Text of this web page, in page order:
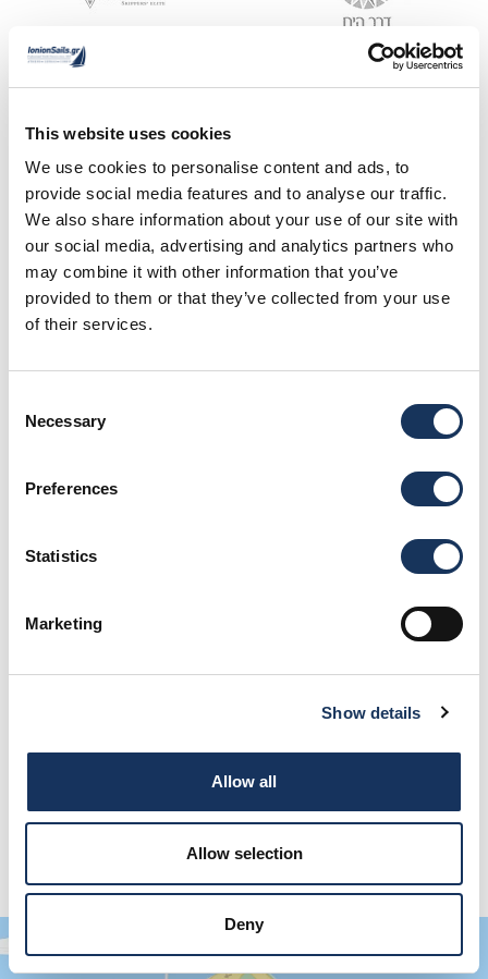
This website uses cookies
We use cookies to personalise content and ads, to
provide social media features and to analyse our traffic.
We also share information about your use of our site with
our social media, advertising and analytics partners who
may combine it with other information that you’ve
provided to them or that they’ve collected from your use
of their services.
Selection
Necessary
Preferences
Statistics
Marketing
Show details
Allow all
Allow selection
Deny
24/365 disponibilitatea in timp real la: